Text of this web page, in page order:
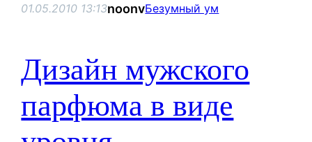
01.05.2010 13:13noonvБезумный ум
Дизайн мужского
парфюма в виде